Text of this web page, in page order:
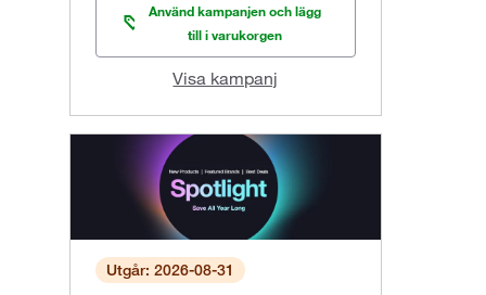
Använd kampanjen och lägg
till i varukorgen
Visa kampanj
Utgår: 2026-08-31